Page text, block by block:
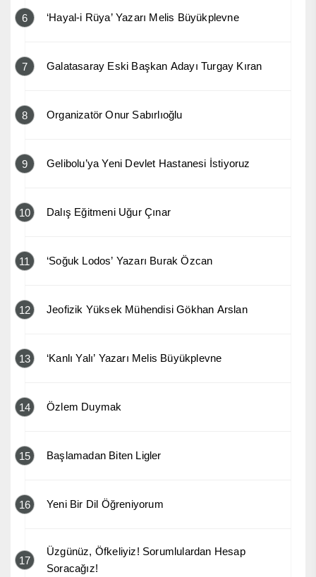
6 ‘Hayal-i Rüya’ Yazarı Melis Büyükplevne
7 Galatasaray Eski Başkan Adayı Turgay Kıran
8 Organizatör Onur Sabırlıoğlu
9 Gelibolu’ya Yeni Devlet Hastanesi İstiyoruz
10 Dalış Eğitmeni Uğur Çınar
11 ‘Soğuk Lodos’ Yazarı Burak Özcan
12 Jeofizik Yüksek Mühendisi Gökhan Arslan
13 ‘Kanlı Yalı’ Yazarı Melis Büyükplevne
14 Özlem Duymak
15 Başlamadan Biten Ligler
16 Yeni Bir Dil Öğreniyorum
17
Üzgünüz, Öfkeliyiz! Sorumlulardan Hesap
Soracağız!